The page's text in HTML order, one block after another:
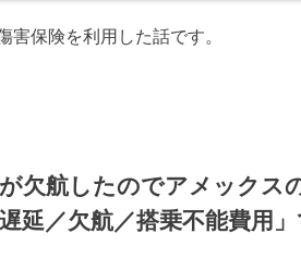
害保険を利用した話です。
欠航したのでアメックス
延／欠航／搭乗不能費用